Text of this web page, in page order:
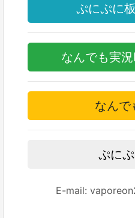
ぷにぷに
なんでも実
なんで
ぷに
E-mail: